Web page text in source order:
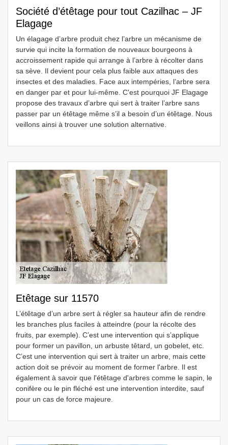
Société d’étêtage pour tout Cazilhac – JF
Elagage
Un élagage d’arbre produit chez l’arbre un mécanisme de
survie qui incite la formation de nouveaux bourgeons à
accroissement rapide qui arrange à l’arbre à récolter dans
sa sève. Il devient pour cela plus faible aux attaques des
insectes et des maladies. Face aux intempéries, l’arbre sera
en danger par et pour lui-même. C'est pourquoi JF Elagage
propose des travaux d’arbre qui sert à traiter l’arbre sans
passer par un étêtage même s’il a besoin d’un étêtage. Nous
veillons ainsi à trouver une solution alternative.
Etêtage sur 11570
L’étêtage d’un arbre sert à régler sa hauteur afin de rendre
les branches plus faciles à atteindre (pour la récolte des
fruits, par exemple). C’est une intervention qui s’applique
pour former un pavillon, un arbuste têtard, un gobelet, etc.
C’est une intervention qui sert à traiter un arbre, mais cette
action doit se prévoir au moment de former l'arbre. Il est
également à savoir que l'étêtage d'arbres comme le sapin, le
conifère ou le pin fléché est une intervention interdite, sauf
pour un cas de force majeure.